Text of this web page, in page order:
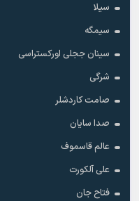
سیلا
سیمگه
سینان ججلی اورکستراسی
شرگی
صامت کاردشلر
صدا سایان
عالم قاسموف
علی آلکورت
فتاح جان